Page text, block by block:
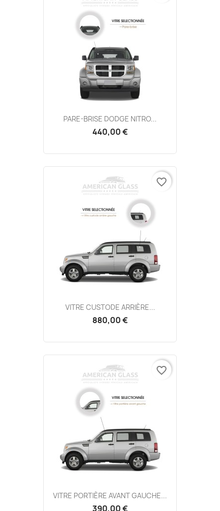
PARE-BRISE DODGE NITRO...
440,00 €
VITRE CUSTODE ARRIÈRE...
880,00 €
favorite_border
VITRE PORTIÈRE AVANT GAUCHE...
390,00 €
favorite_border